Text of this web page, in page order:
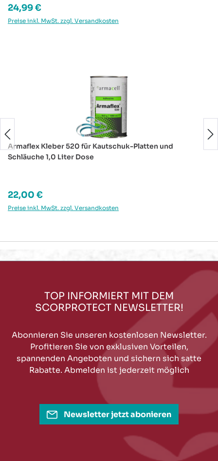
Regulärer Preis:
24,99 €
Preise inkl. MwSt. zzgl. Versandkosten
Armaflex Kleber 520 für Kautschuk-Platten und
Schläuche 1,0 Liter Dose
Regulärer Preis:
22,00 €
Preise inkl. MwSt. zzgl. Versandkosten
TOP INFORMIERT MIT DEM
SCORPROTECT NEWSLETTER!
Abonnieren Sie unseren kostenlosen Newsletter.
Profitieren Sie von exklusiven Vorteilen,
spannenden Angeboten und sichern sich satte
Rabatte. Abmelden ist jederzeit möglich
Newsletter jetzt abonieren